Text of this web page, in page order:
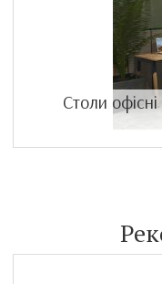
Столи